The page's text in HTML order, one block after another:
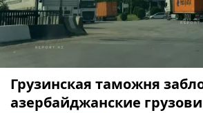
Грузинская таможня
азербайджанские